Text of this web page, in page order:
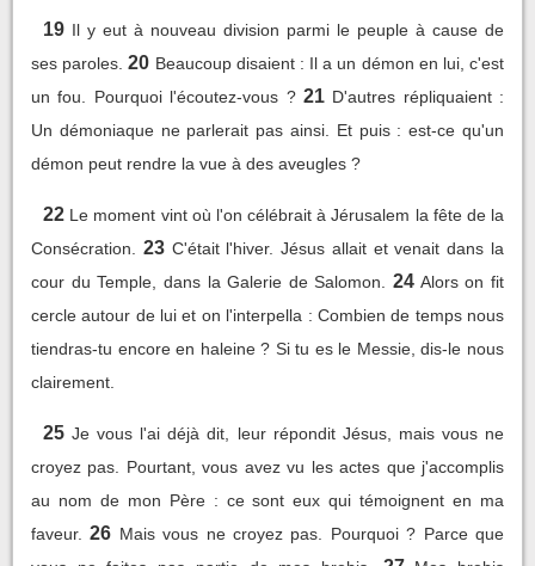
19 Il y eut à nouveau division parmi le peuple à cause de
ses paroles. 20 Beaucoup disaient : Il a un démon en lui, c'est
un fou. Pourquoi l'écoutez-vous ? 21 D'autres répliquaient :
Un démoniaque ne parlerait pas ainsi. Et puis : est-ce qu'un
démon peut rendre la vue à des aveugles ?
22 Le moment vint où l'on célébrait à Jérusalem la fête de la
Consécration.
23 C'était l'hiver. Jésus allait et venait dans la
cour du Temple, dans la Galerie de Salomon.
24 Alors on fit
cercle autour de lui et on l'interpella : Combien de temps nous
tiendras-tu encore en haleine ? Si tu es le Messie, dis-le nous
clairement.
25 Je vous l'ai déjà dit, leur répondit Jésus, mais vous ne
croyez pas. Pourtant, vous avez vu les actes que j'accomplis
au nom de mon Père : ce sont eux qui témoignent en ma
faveur. 26 Mais vous ne croyez pas. Pourquoi ? Parce que